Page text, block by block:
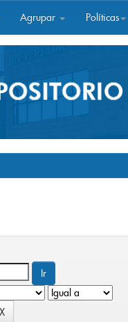
Agrupar Políticas